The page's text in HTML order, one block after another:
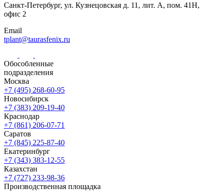
Санкт-Петербург, ул. Кузнецовская д. 11, лит. А, пом. 41Н,
офис 2
Email
tplant@taurasfenix.ru
Обособленные
подразделения
Москва
+7 (495) 268-60-95
Новосибирск
+7 (383) 209-19-40
Краснодар
+7 (861) 206-07-71
Саратов
+7 (845) 225-87-40
Екатеринбург
+7 (343) 383-12-55
Казахстан
+7 (727) 233-98-36
Производственная площадка